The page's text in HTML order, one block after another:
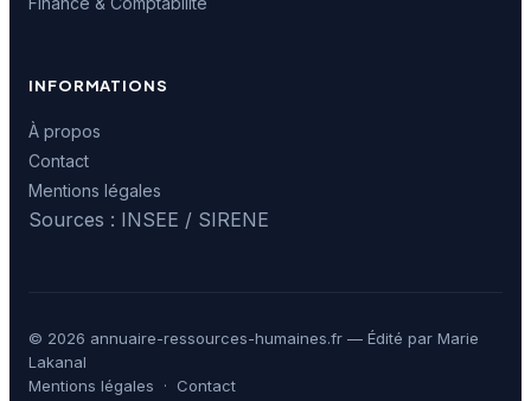
INFORMATIONS
À propos
Contact
Mentions légales
Sources : INSEE / SIRENE
© 2026 annuaire-ressources-humaines.fr — Édité par Marie
Lakanal
Mentions légales · Contact